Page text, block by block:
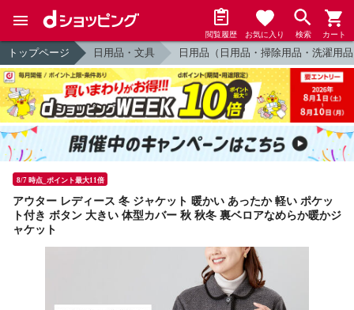
閲覧履歴 お気に入り 検索 カート
トップページ 日用品・文具 日用品（日用品・掃除用品・洗濯用
8/7 時点_ポイント最大11倍
アウター レディース 冬 ジャケット 暖かい あったか 軽い ポケッ
ト付き ボタン 大きい 体型カバー 秋 秋冬 裏ベロアなめらか暖かジ
ャケット